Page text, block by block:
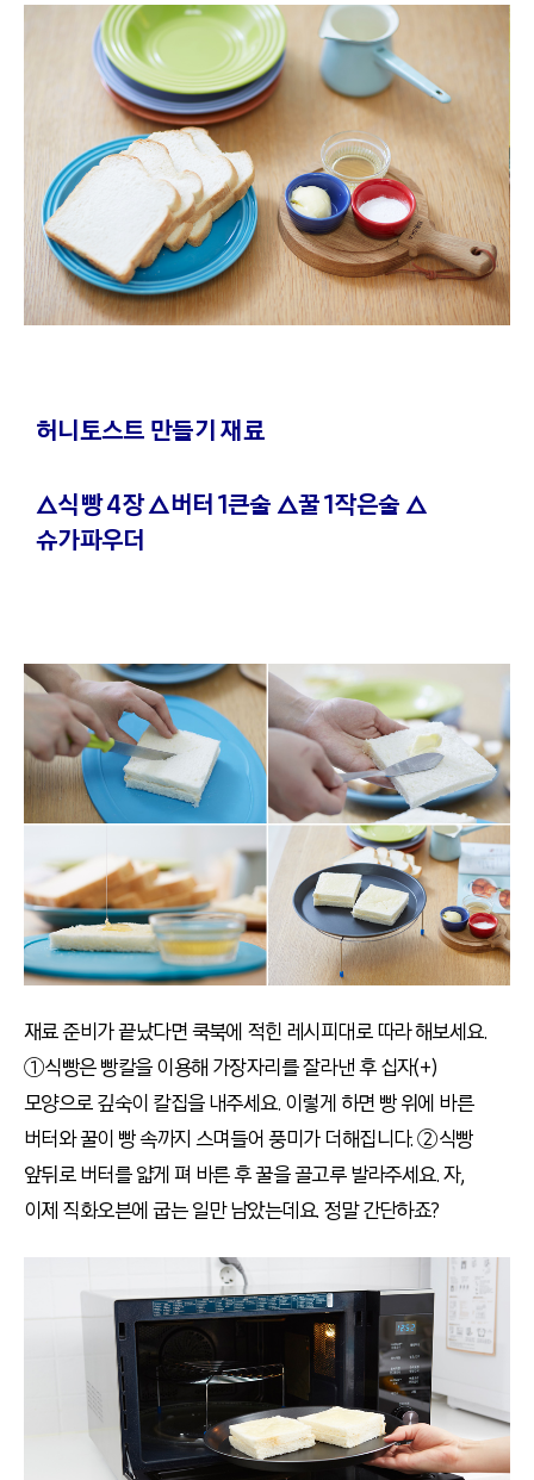
허니토스트 만들기 재료
△식빵 4장 △버터 1큰술 △꿀 1작은술 △
슈가파우더
재료 준비가 끝났다면 쿡북에 적힌 레시피대로 따라 해보세요.
①식빵은 빵칼을 이용해 가장자리를 잘라낸 후 십자(+)
모양으로 깊숙이 칼집을 내주세요. 이렇게 하면 빵 위에 바른
버터와 꿀이 빵 속까지 스며들어 풍미가 더해집니다. ②식빵
앞뒤로 버터를 얇게 펴 바른 후 꿀을 골고루 발라주세요. 자,
이제 직화오븐에 굽는 일만 남았는데요. 정말 간단하죠?